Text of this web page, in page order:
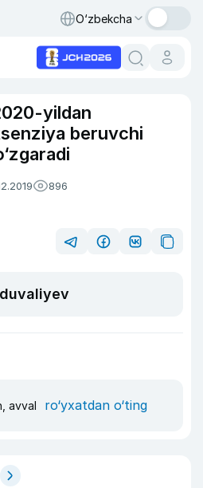
O‘zbekcha
yildan
beruvchi
896
avval ro‘yxatdan o‘ting